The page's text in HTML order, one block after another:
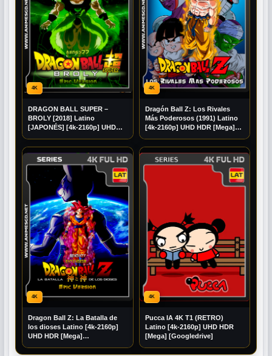
4K
DRAGON BALL SUPER –
BROLY [2018] Latino
[JAPONÉS] [4k-2160p] UHD
4K
Dragón Ball Z: Los Rivales
Más Poderosos (1991) Latino
[4k-2160p] UHD HDR [Mega]
4K
Dragon Ball Z: La Batalla de
los dioses Latino [4k-2160p]
UHD HDR [Mega]
4K
Pucca IA 4K T1 (RETRO)
Latino [4k-2160p] UHD HDR
[Mega] [Googledrive]